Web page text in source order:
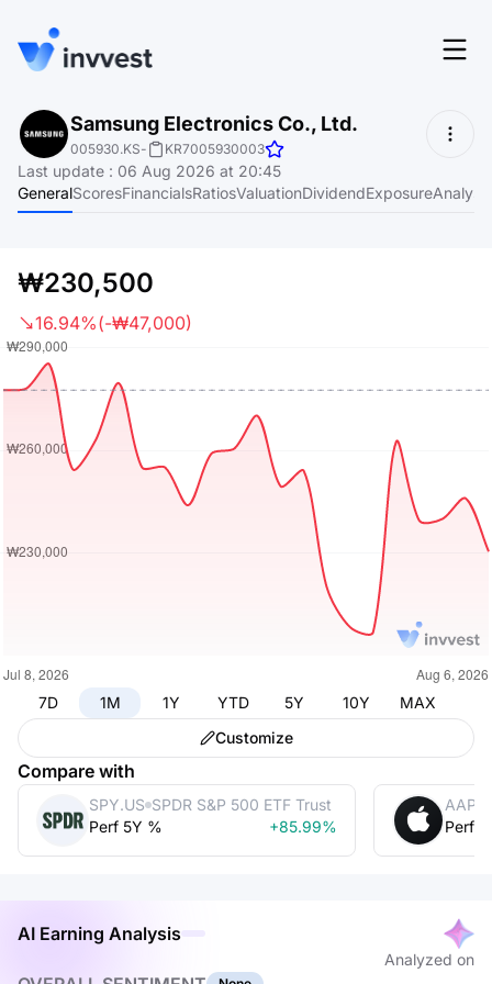
Features
Screener
Pricing
Language
Login
Start for free
Samsung Electronics Co., Ltd.
005930.KS- KR7005930003
Last update : 06 Aug 2026 at 20:45
GeneralScoresFinancialsRatiosValuationDividendExposure
₩230,500
16.94%(-₩47,000)
7D 1M 1Y YTD 5Y 10Y
MAX
Customize
Compare with
SPY.US SPDR S&P 500 ETF Trust
Perf 5Y %
+85.99%
AAPL
Perf
AI Earning Analysis
Analyzed on